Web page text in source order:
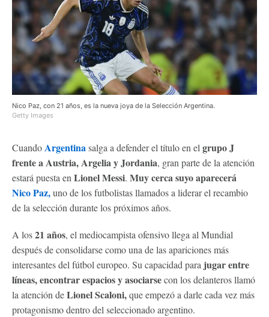
Nico Paz, con 21 años, es la nueva joya de la Selección Argentina.
Getty Images
CuandoArgentinasalga a defender el título en el grupo J
frente a Austria, Argelia y Jordania, gran parte de la atención
estará puesta en Lionel Messi. Muy cerca suyo aparecerá
Nico Paz,uno de los futbolistas llamados a liderar el recambio
de la selección durante los próximos años.
A los21 años, el mediocampista ofensivo llega al Mundial
después de consolidarse como una de las apariciones más
interesantes del fútbol europeo. Su capacidad para jugar entre
líneas, encontrar espacios y asociarsecon los delanteros llamó
la atención deLionel Scaloni,que empezó a darle cada vez más
protagonismo dentro del seleccionado argentino.